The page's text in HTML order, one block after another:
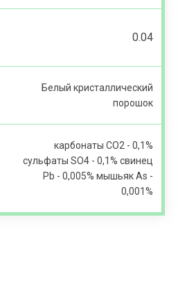
0.04
Белый кристаллический
порошок
карбонаты СО2 - 0,1%
сульфаты SO4 - 0,1% свинец
Pb - 0,005% мышьяк As -
0,001%